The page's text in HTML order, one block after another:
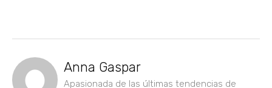
Anna Gaspar
Apasionada de las últimas tendencias de